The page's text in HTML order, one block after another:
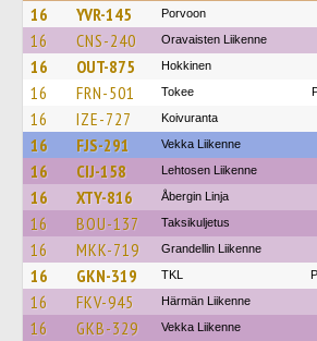
16 YVR-145 Porvoon
16 CNS-240 Oravaisten Liikenne
16 OUT-875 Hokkinen
16 FRN-501 Tokee
16 IZE-727 Koivuranta
16 FJS-291 Vekka Liikenne
16 CIJ-158 Lehtosen Liikenne
16 XTY-816 Åbergin Linja
16 BOU-137 Taksikuljetus
16 MKK-719 Grandellin Liikenne
16 GKN-319 TKL
16 FKV-945 Härmän Liikenne
16 GKB-329 Vekka Liikenne